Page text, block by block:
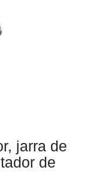
jarra de
de